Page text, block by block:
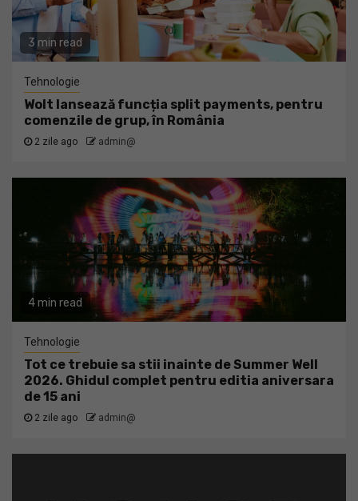
3 min read
Tehnologie
Wolt lansează funcția split payments, pentru
comenzile de grup, în România
2 zile ago admin@
4 min read
Tehnologie
Tot ce trebuie sa stii inainte de Summer Well
2026. Ghidul complet pentru editia aniversara
de 15 ani
2 zile ago admin@